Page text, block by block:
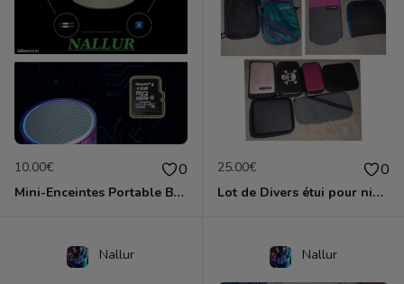
10.00€ 0
Mini-Enceintes Portable Bluetooth Effet De Lumiére Led Multicolore, Kit Main-Libre, Microphone neuf
25.00€ 0
Lot de Divers étui pour nintendo ds...
Nallur Nallur